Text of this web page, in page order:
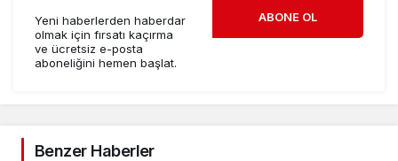
Yeni haberlerden haberdar
olmak için fırsatı kaçırma
ve ücretsiz e-posta
aboneliğini hemen başlat.
ABONE OL
Benzer Haberler